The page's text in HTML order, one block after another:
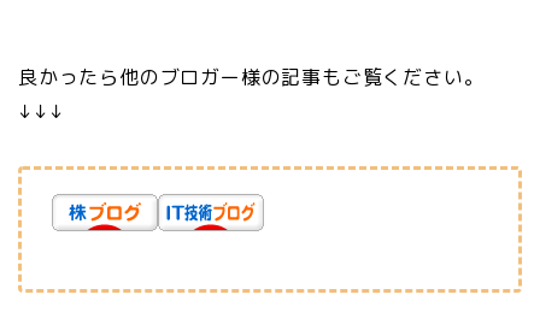
良かったら他のブロガー様の記事もご覧ください。
↓↓↓